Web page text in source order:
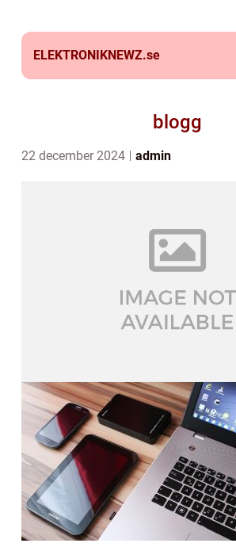
ELEKTRONIKNEWZ.se
blogg
22 december 2024 admin